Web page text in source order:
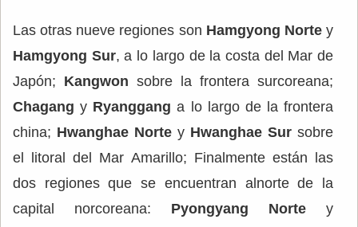
Las otras nueve regiones son Hamgyong Nortey
Hamgyong Sur, a lo largo de la costa del Mar de
Japón; Kangwon sobre la frontera surcoreana;
Chagangy Ryanggang a lo largo de la frontera
china; Hwanghae Norte y Hwanghae Sur sobre
el litoral del Mar Amarillo; Finalmente están las
dos regiones que se encuentran alnorte de la
capital norcoreana: Pyongyang Norte y